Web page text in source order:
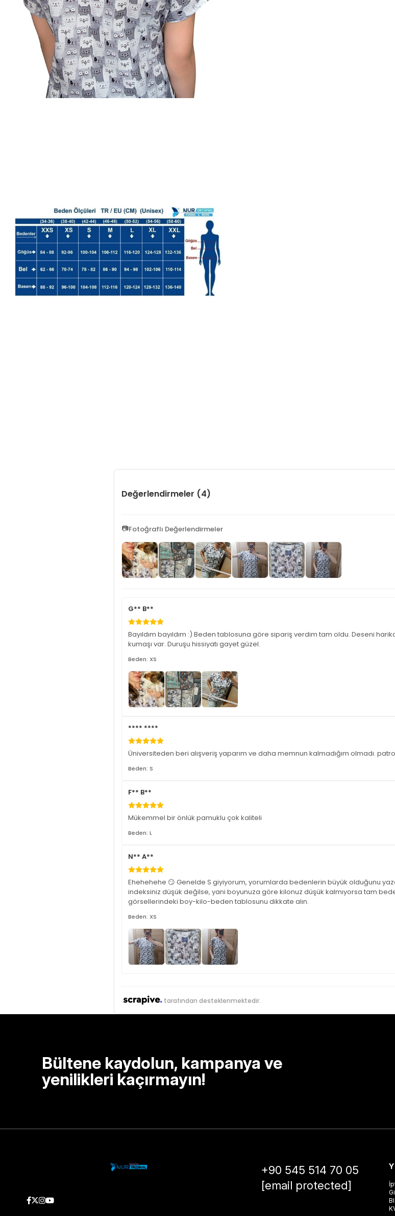
Değerlendirmeler (4)
📷Fotoğraflı Değerlendirmeler
G** B**
Bayıldım bayıldım :) Beden tablosuna göre sipariş verdim tam oldu. Deseni
kumaşı var. Duruşu hissiyatı gayet güzel.
Beden: XS
**** ****
Üniversiteden beri alışveriş yaparım ve daha memnun kalmadığım olmadı.
Beden: S
F** B**
Mükemmel bir önlük pamuklu çok kaliteli
Beden: L
N** A**
Ehehehehe 😏 Genelde S giyiyorum, yorumlarda bedenlerin büyük olduğunu
indeksiniz düşük değilse, yani boyunuza göre kilonuz düşük kalmıyorsa tam
görsellerindeki boy-kilo-beden tablosunu dikkate alın.
Beden: XS
tarafından desteklenmektedir.
Bültene kaydolun, kampanya ve
yenilikleri kaçırmayın!
+90 545 514 70 05
[email protected]